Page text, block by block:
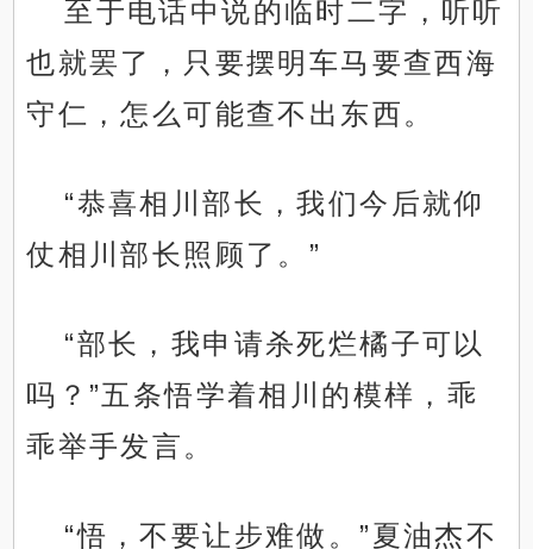
至于电话中说的临时二字，听听
也就罢了，只要摆明车马要查西海
守仁，怎么可能查不出东西。
“恭喜相川部长，我们今后就仰
仗相川部长照顾了。”
“部长，我申请杀死烂橘子可以
吗？”五条悟学着相川的模样，乖
乖举手发言。
“悟，不要让步难做。”夏油杰不